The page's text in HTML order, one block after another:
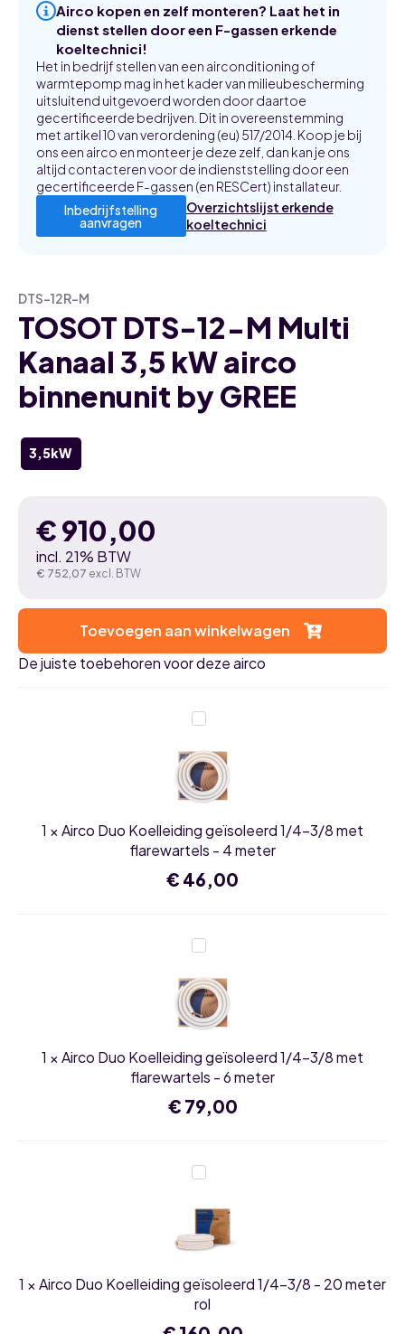
Airco kopen en zelf monteren? Laat het in
dienst stellen door een F-gassen erkende
koeltechnici!
Het in bedrijf stellen van een airconditioning of
warmtepomp mag in het kader van milieubescherming
uitsluitend uitgevoerd worden door daartoe
gecertificeerde bedrijven. Dit in overeenstemming
met artikel 10 van verordening (eu) 517/2014. Koop je bij
ons een airco en monteer je deze zelf, dan kan je ons
altijd contacteren voor de indienststelling door een
gecertificeerde F-gassen (en RESCert) installateur.
Inbedrijfstelling
aanvragen
Overzichtslijst erkende
koeltechnici
DTS-12R-M
TOSOT DTS-12-M Multi
Kanaal 3,5 kW airco
binnenunit by GREE
3,5kW
€910,00
incl. 21% BTW
€ 752,07 excl. BTW
Toevoegen aan winkelwagen
De juiste toebehoren voor deze airco
Airco
Duo
geïsoleerd
1/4-
3/8
met
-
4
meter
1 ×Airco Duo Koelleiding geïsoleerd 1/4-3/8 met
flarewartels - 4 meter
€ 46,00
Airco
Duo
geïsoleerd
1/4-
3/8
met
-
6
meter
1 ×Airco Duo Koelleiding geïsoleerd 1/4-3/8 met
flarewartels - 6 meter
€ 79,00
Airco
Duo
geïsoleerd
1/4-
3/8
-
meter
rol
1 ×Airco Duo Koelleiding geïsoleerd 1/4-3/8 - 20 meter
rol